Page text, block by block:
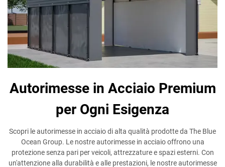
Autorimesse in Acciaio Premium
per Ogni Esigenza
Scopri le autorimesse in acciaio di alta qualità prodotte da The Blue
Ocean Group. Le nostre autorimesse in acciaio offrono una
protezione senza pari per veicoli, attrezzature e spazi esterni. Con
un'attenzione alla durabilità e alle prestazioni, le nostre autorimesse